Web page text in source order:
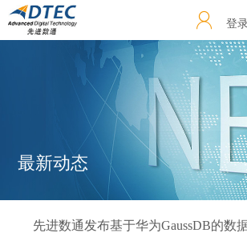
登
最新动态
先进数通发布基于华为GaussDB的数